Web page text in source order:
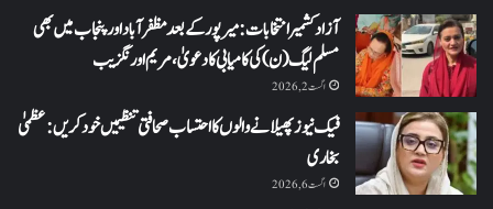
آزاد کشمیر انتخابات: میرپور کے بعد مظفرآباد اور پنجاب میں بھی
مسلم لیگ (ن) کی کامیابی کا دعویٰ، مریم اورنگزیب
اگست 2, 2026
فیک نیوز پھیلانے والوں کا احتساب صحافتی تنظیمیں خود کریں: عظمیٰ
بخاری
اگست 6, 2026